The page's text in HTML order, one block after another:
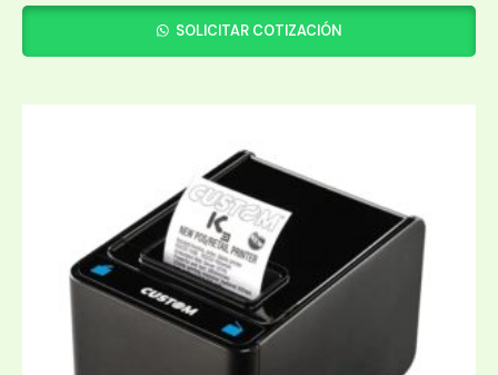
SOLICITAR COTIZACIÓN